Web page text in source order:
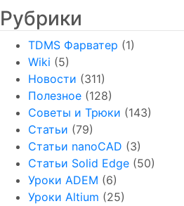
Рубрики
TDMS Фарватер (1)
Wiki (5)
Новости (311)
Полезное (128)
Советы и Трюки (143)
Статьи (79)
Статьи nanoCAD (3)
Статьи Solid Edge (50)
Уроки ADEM (6)
Уроки Altium (25)